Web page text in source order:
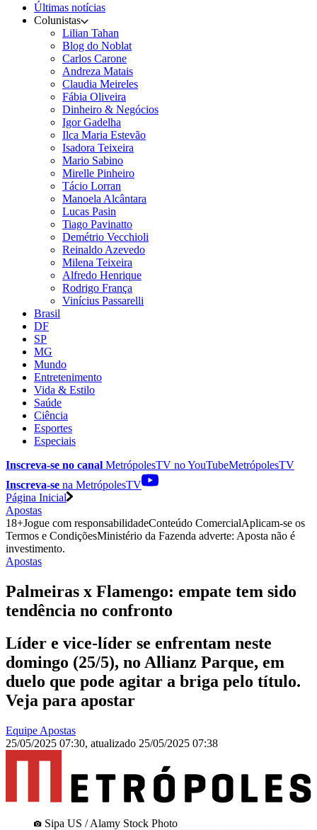
Últimas notícias
Colunistas
Lilian Tahan
Blog do Noblat
Carlos Carone
Andreza Matais
Claudia Meireles
Fábia Oliveira
Dinheiro & Negócios
Igor Gadelha
Ilca Maria Estevão
Isadora Teixeira
Mario Sabino
Mirelle Pinheiro
Tácio Lorran
Manoela Alcântara
Lucas Pasin
Tiago Pavinatto
Demétrio Vecchioli
Reinaldo Azevedo
Milena Teixeira
Alfredo Henrique
Rodrigo França
Vinícius Passarelli
Brasil
DF
SP
MG
Mundo
Entretenimento
Vida & Estilo
Saúde
Ciência
Esportes
Especiais
Inscreva-se no canal MetrópolesTV noYouTubeMetrópolesTV
Inscreva-se na MetrópolesTV
Página Inicial
Apostas
18+Jogue com responsabilidadeConteúdo ComercialAplicam-se os
Termos e CondiçõesMinistério da Fazenda adverte: Aposta não é
investimento.
Apostas
Palmeiras x Flamengo: empate tem sido
tendência no confronto
Líder e vice-líder se enfrentam neste
domingo (25/5), no Allianz Parque, em
duelo que pode agitar a briga pelo título.
Veja para apostar
Equipe Apostas
25/05/2025 07:30, atualizado 25/05/2025 07:38
Sipa US / Alamy Stock Photo